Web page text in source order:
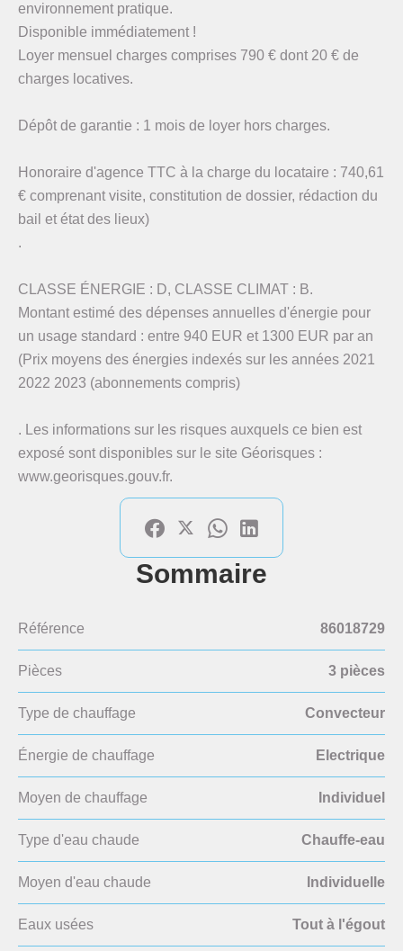
environnement pratique.
Disponible immédiatement !
Loyer mensuel charges comprises 790 € dont 20 € de
charges locatives.
Dépôt de garantie : 1 mois de loyer hors charges.
Honoraire d'agence TTC à la charge du locataire : 740,61
€ comprenant visite, constitution de dossier, rédaction du
bail et état des lieux)
.
CLASSE ÉNERGIE : D, CLASSE CLIMAT : B.
Montant estimé des dépenses annuelles d'énergie pour
un usage standard : entre 940 EUR et 1300 EUR par an
(Prix moyens des énergies indexés sur les années 2021
2022 2023 (abonnements compris)
. Les informations sur les risques auxquels ce bien est
exposé sont disponibles sur le site Géorisques :
www.georisques.gouv.fr.
Sommaire
Référence 86018729
Pièces 3 pièces
Type de chauffage Convecteur
Énergie de chauffage Electrique
Moyen de chauffage Individuel
Type d'eau chaude Chauffe-eau
Moyen d'eau chaude Individuelle
Eaux usées Tout à l'égout